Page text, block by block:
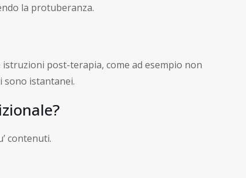
la protuberanza.
post-terapia, come ad esempio non
sono istantanei.
contenuti.